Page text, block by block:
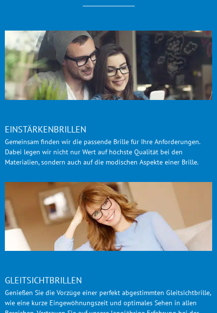
EINSTÄRKENBRILLEN
Gemeinsam finden wir die passende Brille für Ihre Anforderungen.
Dabei legen wir nicht nur Wert auf höchste Qualität bei den
Materialien, sondern auch auf die modischen Aspekte einer Brille.
GLEITSICHTBRILLEN
Genießen Sie die Vorzüge einer perfekt abgestimmten Gleitsichtbrille,
wie eine kurze Eingewöhnungszeit und optimales Sehen in allen